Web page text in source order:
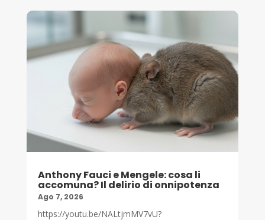
Anthony Fauci e Mengele: cosa li
accomuna? Il delirio di onnipotenza
Ago 7, 2026
https://youtu.be/NALtjmMV7vU?